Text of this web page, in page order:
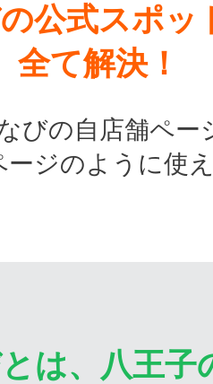
公式スポッ
全て解決！
びの自店舗ペー
ージのように使
は、八王子